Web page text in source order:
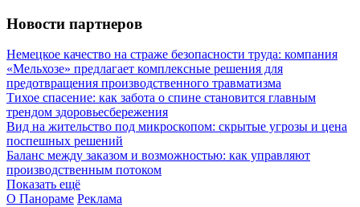
Новости партнеров
Немецкое качество на страже безопасности труда: компания
«Мельхозе» предлагает комплексные решения для
предотвращения производственного травматизма
Тихое спасение: как забота о спине становится главным
трендом здоровьесбережения
Вид на жительство под микроскопом: скрытые угрозы и цена
поспешных решений
Баланс между заказом и возможностью: как управляют
производственным потоком
Показать ещё
О Панораме Реклама